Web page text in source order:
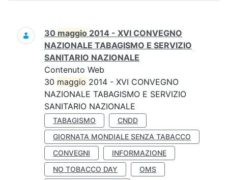
Ricerca
30 maggio 2014 - XVI CONVEGNO
NAZIONALE TABAGISMO E SERVIZIO
SANITARIO NAZIONALE
Contenuto Web
30 maggio 2014 - XVI CONVEGNO
NAZIONALE TABAGISMO E SERVIZIO
SANITARIO NAZIONALE
TABAGISMO
CNDD
GIORNATA MONDIALE SENZA TABACCO
CONVEGNI
INFORMAZIONE
NO TOBACCO DAY
OMS